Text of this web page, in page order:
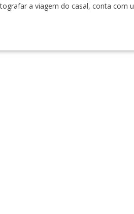
a viagem do casal, conta com